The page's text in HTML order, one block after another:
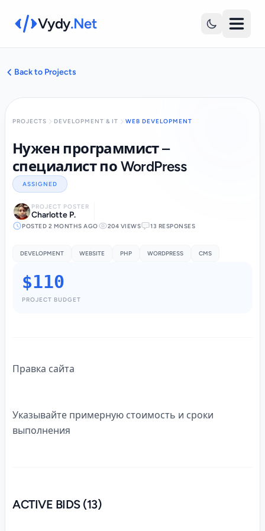
Vydy.Net
Back to Projects
PROJECTS DEVELOPMENT & IT WEB DEVELOPMENT
Нужен программист –
специалист по WordPress
ASSIGNED
PROJECT POSTER
Charlotte P.
POSTED 2 MONTHS AGO 204 VIEWS 13 RESPONSES
DEVELOPMENT WEBSITE PHP WORDPRESS CMS
$110
PROJECT BUDGET
Правка сайта
Указывайте примерную стоимость и сроки
выполнения
ACTIVE BIDS (13)